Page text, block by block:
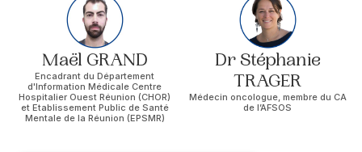
Maël GRAND
Encadrant du Département
d'Information Médicale Centre
Hospitalier Ouest Réunion (CHOR)
et Etablissement Public de Santé
Mentale de la Réunion (EPSMR)
Dr Stéphanie
TRAGER
Médecin oncologue, membre du CA
de l’AFSOS